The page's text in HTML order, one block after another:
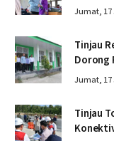
Jumat, 17
Tinjau
Dorong
Jumat, 17
Tinjau